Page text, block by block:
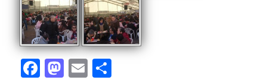
Facebook
Mastodon
Email